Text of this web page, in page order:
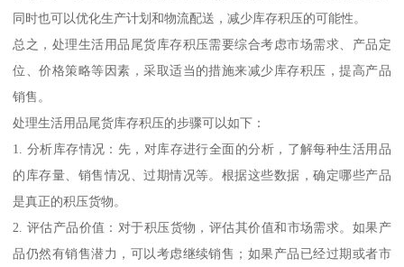
同时也可以优化生产计划和物流配送，减少库存积压的可能性。
总之，处理生活用品尾货库存积压需要综合考虑市场需求、产品定
位、价格策略等因素，采取适当的措施来减少库存积压，提高产品
销售。
处理生活用品尾货库存积压的步骤可以如下：
1. 分析库存情况：先，对库存进行全面的分析，了解每种生活用品
的库存量、销售情况、过期情况等。根据这些数据，确定哪些产品
是真正的积压货物。
2. 评估产品价值：对于积压货物，评估其价值和市场需求。如果产
品仍然有销售潜力，可以考虑继续销售；如果产品已经过期或者市